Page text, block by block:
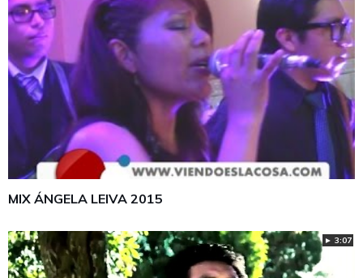
MIX ÁNGELA LEIVA 2015
► 3:07